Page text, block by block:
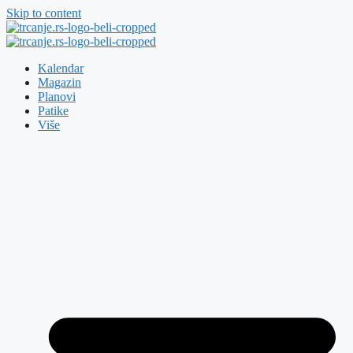
Skip to content
Kalendar
Magazin
Planovi
Patike
Više